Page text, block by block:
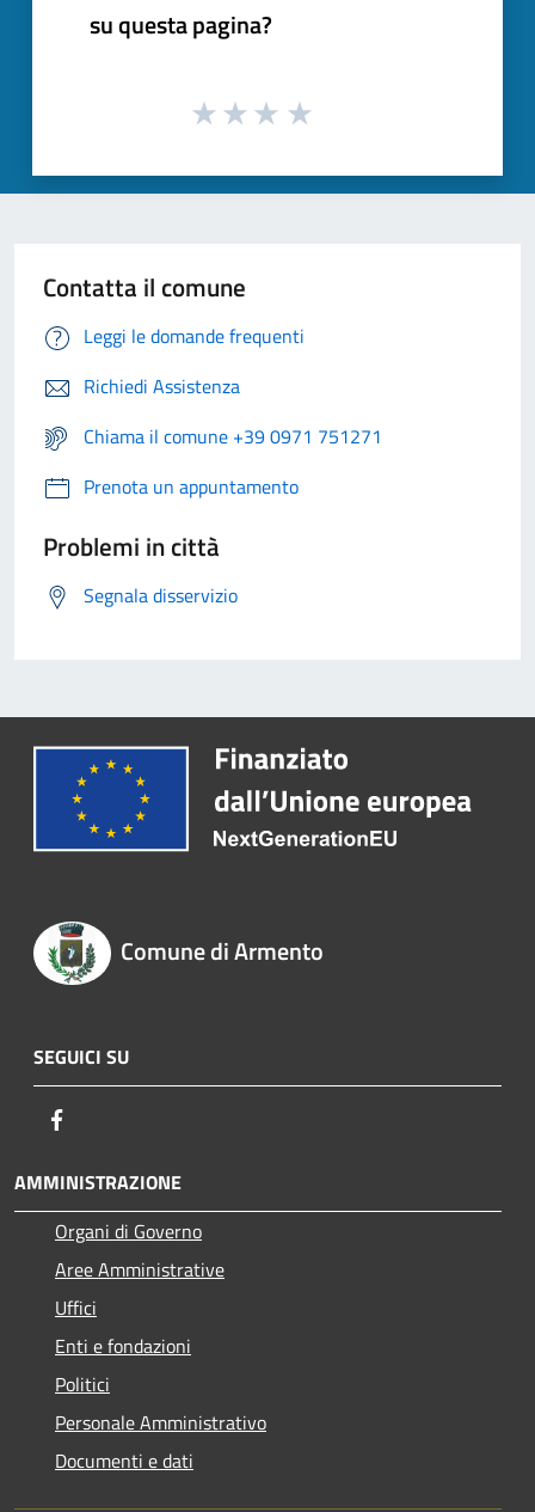
su questa pagina?
Contatta il comune
Leggi le domande frequenti
Richiedi Assistenza
Chiama il comune +39 0971 751271
Prenota un appuntamento
Problemi in città
Segnala disservizio
Comune di Armento
SEGUICI SU
AMMINISTRAZIONE
Organi di Governo
Aree Amministrative
Uffici
Enti e fondazioni
Politici
Personale Amministrativo
Documenti e dati